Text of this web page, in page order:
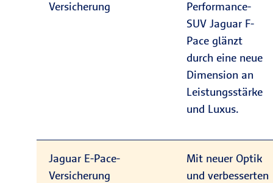
Versicherung
Performance-
SUV Jaguar F-
Pace glänzt
durch eine neue
Dimension an
Leistungsstärke
und Luxus.
Jaguar E-Pace-
Versicherung
Mit neuer Optik
und verbesserten